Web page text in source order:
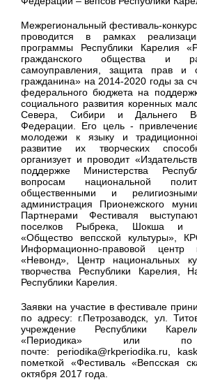
Межрегиональный фестиваль-
проводится в рамках
программы Республики Карелия
гражданского общества и
самоуправления, защита прав и
гражданина» на 2014-2020 годы за
федерального бюджета на
социального развития коренных
Севера, Сибири и Дальнего
Федерации. Его цель -
молодежи к языку и
развитие их творческих
организует и проводит
поддержке Министерства
вопросам национальной
общественными и
администрация Прионежского
Партнерами Фестиваля
поселков Рыбрека, Шокша и
«Общество вепсской культуры»,
Информационно-правовой центр
«Невонд», Центр национальных
творчества Республики Карелия,
Республики Карелия.
Заявки на участие в фестивале
по адресу: г.Петрозаводск, ул.
учреждение Республики
«Периодика» или по
почте: periodika@rkperiodika.ru,
пометкой «Фестиваль «Вепсская
октября 2017 года.